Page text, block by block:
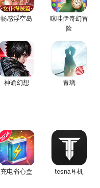
畅感浮空岛
咪哇伊奇幻冒
险
神谕幻想 青璃
充电省心盒 tesna耳机